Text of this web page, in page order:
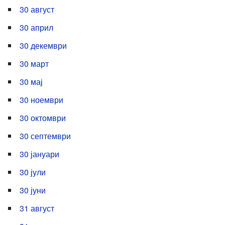
30 август
30 април
30 декември
30 март
30 мај
30 ноември
30 октомври
30 септември
30 јануари
30 јули
30 јуни
31 август